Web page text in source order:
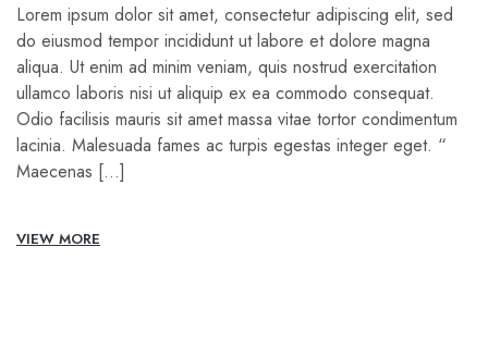
Lorem ipsum dolor sit amet, consectetur adipiscing elit, sed
do eiusmod tempor incididunt ut labore et dolore magna
aliqua. Ut enim ad minim veniam, quis nostrud exercitation
ullamco laboris nisi ut aliquip ex ea commodo consequat.
Odio facilisis mauris sit amet massa vitae tortor condimentum
lacinia. Malesuada fames ac turpis egestas integer eget. “
Maecenas […]
VIEW MORE